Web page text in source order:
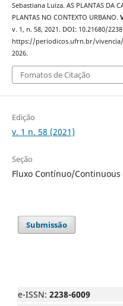
Sebastiana Luiza. AS PLANTAS DA
PLANTAS NO CONTEXTO URBANO.
v. 1, n. 58, 2021. DOI: 10.21680/
https://periodicos.ufrn.br/vivencia/
2026.
Fomatos de Citação
Edição
v. 1 n. 58 (2021)
Seção
Fluxo Contínuo/Continuous
Submissão
e-ISSN: 2238-6009